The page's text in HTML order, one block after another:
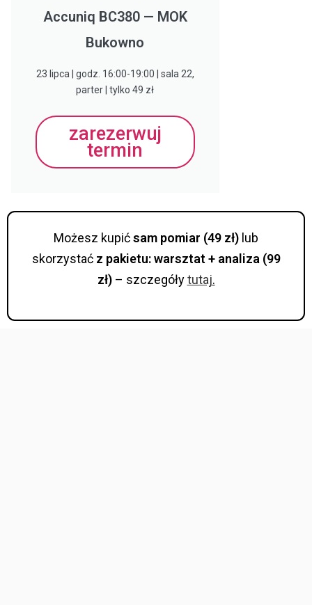
Accuniq BC380 — MOK
Bukowno
23 lipca | godz. 16:00-19:00 | sala 22,
parter | tylko 49 zł
zarezerwuj
termin
Możesz kupićsam pomiar (49 zł) lub
skorzystać z pakietu: warsztat + analiza (99
zł)– szczegółytutaj.